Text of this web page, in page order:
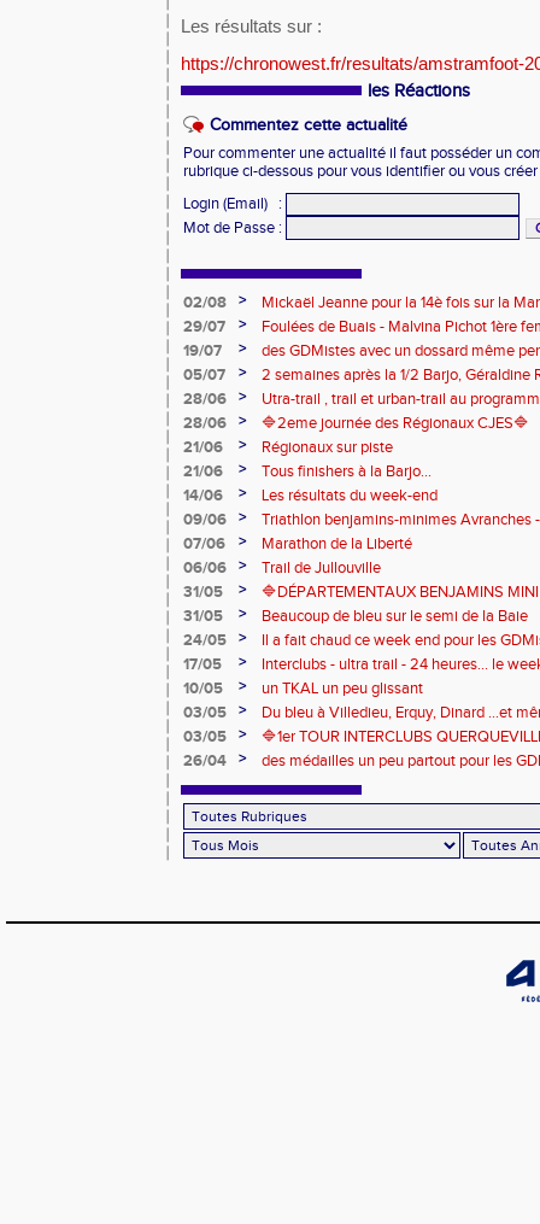
Les résultats sur :
https://chronowest.fr/resultats/amstramfoot-
les Réactions
Commentez cette actualité
Pour commenter une actualité il faut posséder un
rubrique ci-dessous pour vous identifier ou vous
Login (Email)
:
Mot de Passe :
02/08 >
Mickaël Jeanne pour la 14è fois sur la
Eaux
29/07 >
Foulées de Buais - Malvina Pichot 1ère
19/07
>
des GDMistes avec un dossard même
05/07
>
2 semaines après la 1/2 Barjo, Géraldine
marche du podium du Trail de l'Ange
28/06 >
Utra-trail , trail et urban-trail au
28/06
>
🔷️2eme journée des Régionaux CJES🔷️
21/06
>
Régionaux sur piste
21/06
>
Tous finishers à la Barjo...
14/06
>
Les résultats du week-end
09/06
>
Triathlon benjamins-minimes Avranches
07/06
>
Marathon de la Liberté
06/06
>
Trail de Jullouville
31/05
>
🔷DÉPARTEMENTAUX BENJAMINS
31/05
>
Beaucoup de bleu sur le semi de la Baie
24/05
>
Il a fait chaud ce week end pour les
de compétitions
17/05 >
Interclubs - ultra trail - 24 heures... le
riche en émotions
10/05 >
un TKAL un peu glissant
03/05
>
Du bleu à Villedieu, Erquy, Dinard ...et
03/05
>
🔷️1er TOUR INTERCLUBS
26/04
>
des médailles un peu partout pour les